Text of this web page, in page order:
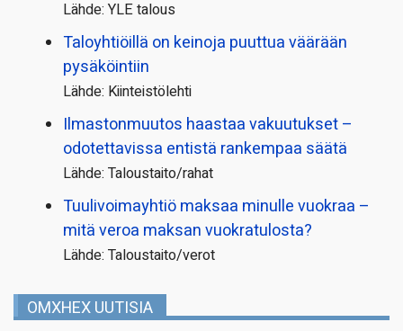
Lähde: YLE talous
Taloyhtiöillä on keinoja puuttua väärään
pysäköintiin
Lähde: Kiinteistölehti
Ilmastonmuutos haastaa vakuutukset –
odotettavissa entistä rankempaa säätä
Lähde: Taloustaito/rahat
Tuulivoimayhtiö maksaa minulle vuokraa –
mitä veroa maksan vuokratulosta?
Lähde: Taloustaito/verot
OMXHEX UUTISIA